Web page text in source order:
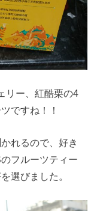
リー、紅酷栗の4
ですね！！
れるので、好き
フルーツティー
選びました。